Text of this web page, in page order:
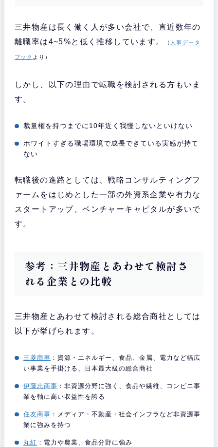
三井物産は長く働く人が多い会社で、直近数年の
離職率は4~5%と低く推移しています。
（ 人事データ
ブック より）
しかし、以下の理由で転職を検討される方もいま
す。
裁量権を持つまでに10年近く我慢しないといけない
ホワイトすぎる職場環境で成長できている実感が持て
ない
転職後の進路としては、戦略コンサルティングフ
ァームをはじめとした一部の外資系企業や有力な
スタートアップ、ベンチャーキャピタルが多いで
す。
参考：三井物産とあわせて検討さ
れる企業との比較
三井物産とあわせて検討される総合商社としては
以下が挙げられます。
三菱商事 ：資源・エネルギー、食品、金属、電力など幅広
い事業を手掛ける、日本最大級の総合商社
伊藤忠商事 ：非資源分野に強く、食品や繊維、コンビニ事
業を軸に高い収益性を誇る
住友商事 ：メディア・不動産・社会インフラなど非資源事
業に強みを持つ
丸紅 ：電力や農業、食品分野に強み